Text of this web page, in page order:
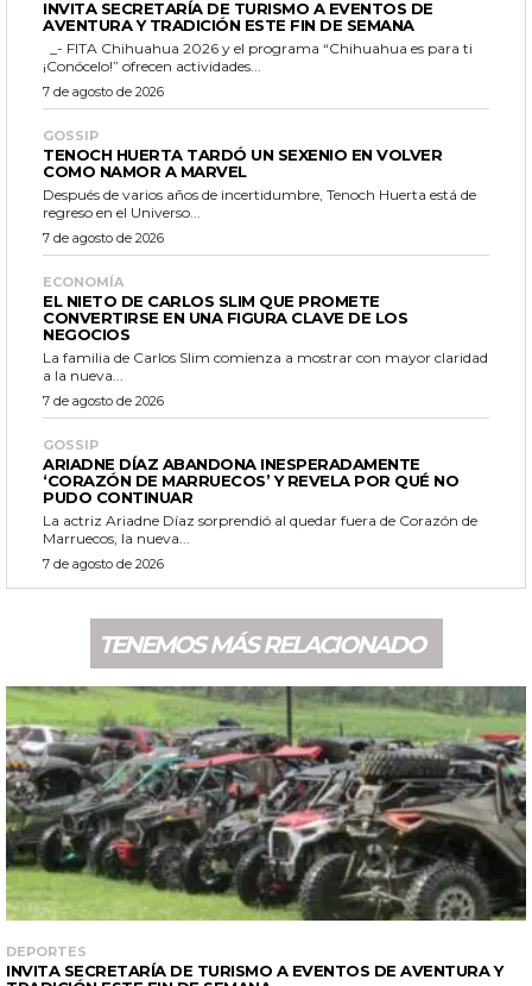
INVITA SECRETARÍA DE TURISMO A EVENTOS DE
AVENTURA Y TRADICIÓN ESTE FIN DE SEMANA
¡Conócelo!” ofrecen actividades...
7 de agosto de 2026
GOSSIP
TENOCH HUERTA TARDÓ UN SEXENIO EN VOLVER
COMO NAMOR A MARVEL
Después de varios años de incertidumbre, Tenoch Huerta está de
regreso en el Universo...
7 de agosto de 2026
ECONOMÍA
EL NIETO DE CARLOS SLIM QUE PROMETE
CONVERTIRSE EN UNA FIGURA CLAVE DE LOS
NEGOCIOS
La familia de Carlos Slim comienza a mostrar con mayor claridad
a la nueva...
7 de agosto de 2026
GOSSIP
ARIADNE DÍAZ ABANDONA INESPERADAMENTE
‘CORAZÓN DE MARRUECOS’ Y REVELA POR QUÉ NO
PUDO CONTINUAR
La actriz Ariadne Díaz sorprendió al quedar fuera de Corazón de
Marruecos, la nueva...
7 de agosto de 2026
TENEMOS MÁS RELACIONADO
DEPORTES
INVITA SECRETARÍA DE TURISMO A EVENTOS DE AVENTURA Y